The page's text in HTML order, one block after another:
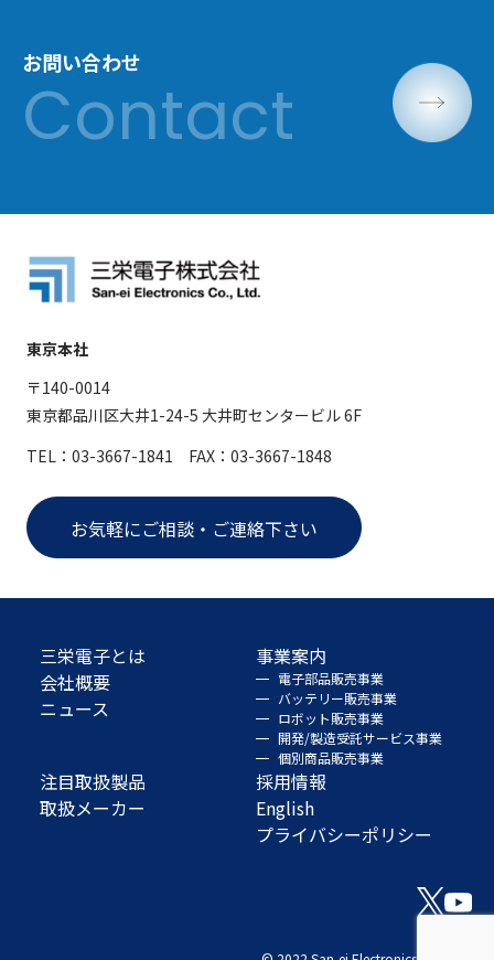
お問い合わせ
東京本社
〒140-0014
東京都品川区大井1-24-5 大井町センタービル 6F
TEL：03-3667-1841 FAX：03-3667-1848
お気軽にご相談・ご連絡下さい
三栄電子とは
会社概要
ニュース
事業案内
電子部品販売事業
バッテリー販売事業
ロボット販売事業
開発/製造受託サービス事業
個別商品販売事業
注目取扱製品
取扱メーカー
採用情報
English
プライバシーポリシー